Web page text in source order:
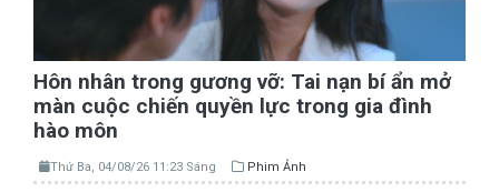
Hôn nhân trong gương vỡ: Tai nạn bí ẩn mở
màn cuộc chiến quyền lực trong gia đình
hào môn
Thứ Ba, 04/08/26 11:23 Sáng Phim Ảnh